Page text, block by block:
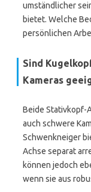
umständlicher
bietet. Welche
persönlichen
Sind
Kameras
Beide Stativkopf-
auch schwere
Schwenkneiger
Achse separat
können jedoch
wenn sie aus